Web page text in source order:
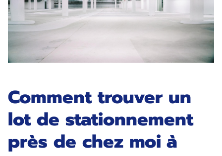
Comment trouver un
lot de stationnement
près de chez moi à